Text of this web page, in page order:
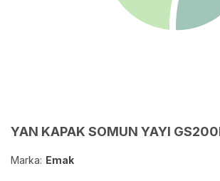
YAN KAPAK SOMUN YAYI
Marka: Emak